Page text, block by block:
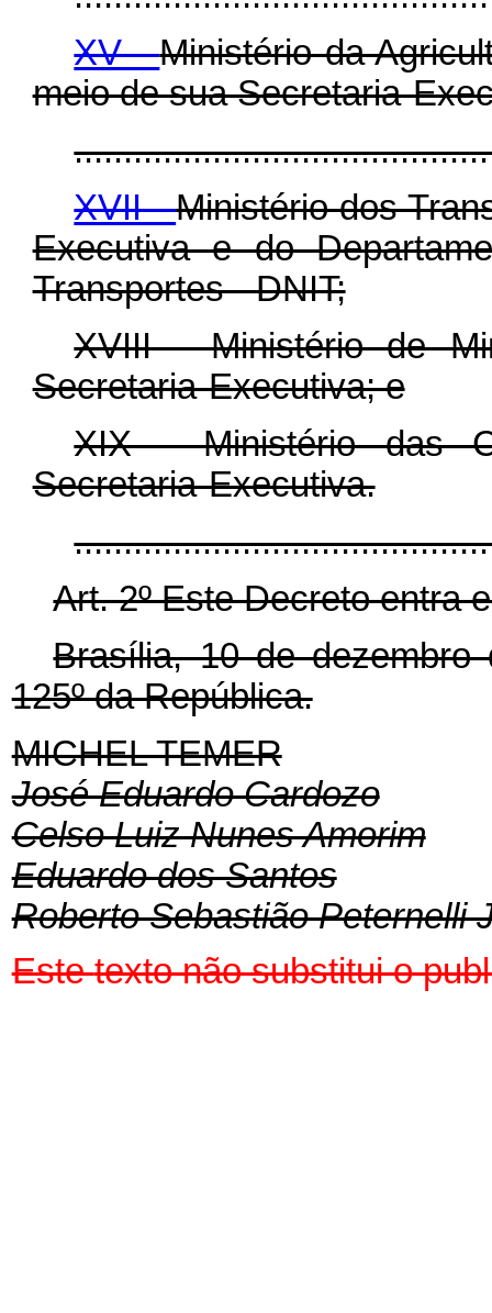
XV -Ministério da
meio de sua Secretaria-
XVII -Ministério dos
Executiva e do
Transportes - DNIT;
XVIII - Ministério de
Secretaria-Executiva; e
XIX - Ministério das
Secretaria-Executiva.
Art. 2º Este Decreto entra
Brasília, 10 de dezembro
125º da República.
MICHEL TEMER
José Eduardo Cardozo
Celso Luiz Nunes Amorim
Eduardo dos Santos
Roberto Sebastião Peternelli
Estetexto não substitui o